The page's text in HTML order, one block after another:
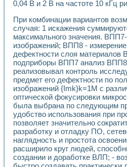
Автоматизация
Использование систем
Исследование
Применение LabVIEW
Разработка
Система блокировок,
Система сбора данных
Управление
Разработка
Использование
Оборудование для
Автоматизация
Применение
Исследование
Стенд для
Автоматизация
Измерительный
0,04 В и 2 В на частоте 10 кГц
При комбинации вариантов
случая: 1 искажения
максимального значения.
изображений; ВПП8 -
дефектности слоя материалов
подприборы ВПП7 анализ ВПП8
реализовывал контроль
предмет его дефектности по
изображений {Imk}k=1M с
оптической фокусировки
была выбрана по следующим
удобство использования при
позволяет значительно
разработку и отладку ПО,
наглядность и простота
расширило круг людей,
создании и доработке ВЛП; -